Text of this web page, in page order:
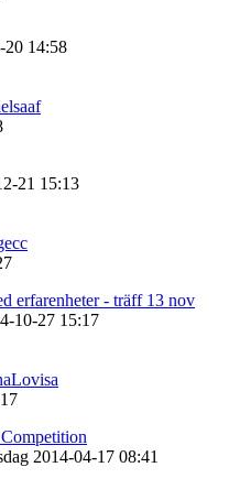
20 14:58
21 15:13
erfarenheter - träff 13 nov
10-27 15:17
2014-04-17 08:41